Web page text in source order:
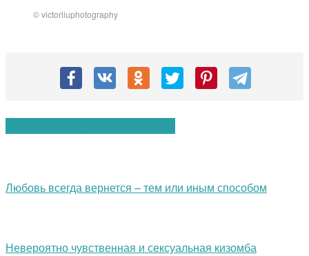
© victorliuphotography
Любовь всегда вернется – тем или иным способом
Невероятно чувственная и сексуальная кизомба